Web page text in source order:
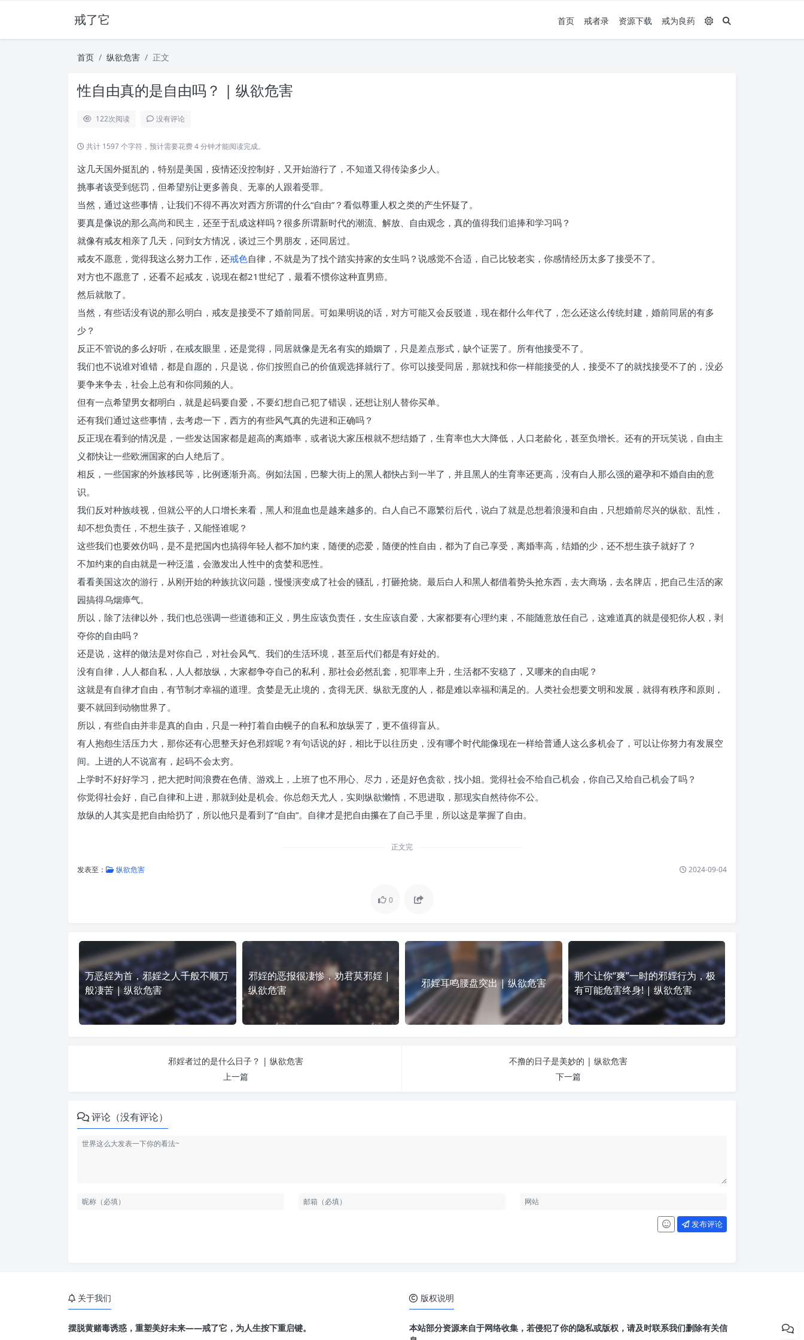
戒了它 首页 戒者录 资源下载 戒为良药
首页 纵欲危害 正文
性自由真的是自由吗？ | 纵欲危害
122次阅读 没有评论
共计 1597 个字符，预计需要花费 4 分钟才能阅读完成。
这几天国外挺乱的，特别是美国，疫情还没控制好，又开始游行了，不知道又得传染多少人。
挑事者该受到惩罚，但希望别让更多善良、无辜的人跟着受罪。
当然，通过这些事情，让我们不得不再次对西方所谓的什么“自由”？看似尊重人权之类的产生怀疑了。
要真是像说的那么高尚和民主，还至于乱成这样吗？很多所谓新时代的潮流、解放、自由观念，真的值得我们追捧和学习吗？
就像有戒友相亲了几天，问到女方情况，谈过三个男朋友，还同居过。
戒友不愿意，觉得我这么努力工作，还戒色自律，不就是为了找个踏实持家的女生吗？说感觉不合适，自己比较老实，你感情经历太多了接受不了。
对方也不愿意了，还看不起戒友，说现在都21世纪了，最看不惯你这种直男癌。
然后就散了。
当然，有些话没有说的那么明白，戒友是接受不了婚前同居。可如果明说的话，对方可能又会反驳道，现在都什么年代了，怎么还这么传统封建，婚前同居的有多
少？
反正不管说的多么好听，在戒友眼里，还是觉得，同居就像是无名有实的婚姻了，只是差点形式，缺个证罢了。所有他接受不了。
我们也不说谁对谁错，都是自愿的，只是说，你们按照自己的价值观选择就行了。你可以接受同居，那就找和你一样能接受的人，接受不了的就找接受不了的，没必
要争来争去，社会上总有和你同频的人。
但有一点希望男女都明白，就是起码要自爱，不要幻想自己犯了错误，还想让别人替你买单。
还有我们通过这些事情，去考虑一下，西方的有些风气真的先进和正确吗？
反正现在看到的情况是，一些发达国家都是超高的离婚率，或者说大家压根就不想结婚了，生育率也大大降低，人口老龄化，甚至负增长。还有的开玩笑说，自由主
义都快让一些欧洲国家的白人绝后了。
相反，一些国家的外族移民等，比例逐渐升高。例如法国，巴黎大街上的黑人都快占到一半了，并且黑人的生育率还更高，没有白人那么强的避孕和不婚自由的意
识。
我们反对种族歧视，但就公平的人口增长来看，黑人和混血也是越来越多的。白人自己不愿繁衍后代，说白了就是总想着浪漫和自由，只想婚前尽兴的纵欲、乱性，
却不想负责任，不想生孩子，又能怪谁呢？
这些我们也要效仿吗，是不是把国内也搞得年轻人都不加约束，随便的恋爱，随便的性自由，都为了自己享受，离婚率高，结婚的少，还不想生孩子就好了？
不加约束的自由就是一种泛滥，会激发出人性中的贪婪和恶性。
看看美国这次的游行，从刚开始的种族抗议问题，慢慢演变成了社会的骚乱，打砸抢烧。最后白人和黑人都借着势头抢东西，去大商场，去名牌店，把自己生活的家
园搞得乌烟瘴气。
所以，除了法律以外，我们也总强调一些道德和正义，男生应该负责任，女生应该自爱，大家都要有心理约束，不能随意放任自己，这难道真的就是侵犯你人权，剥
夺你的自由吗？
还是说，这样的做法是对你自己，对社会风气、我们的生活环境，甚至后代们都是有好处的。
没有自律，人人都自私，人人都放纵，大家都争夺自己的私利，那社会必然乱套，犯罪率上升，生活都不安稳了，又哪来的自由呢？
这就是有自律才自由，有节制才幸福的道理。贪婪是无止境的，贪得无厌、纵欲无度的人，都是难以幸福和满足的。人类社会想要文明和发展，就得有秩序和原则，
要不就回到动物世界了。
所以，有些自由并非是真的自由，只是一种打着自由幌子的自私和放纵罢了，更不值得盲从。
有人抱怨生活压力大，那你还有心思整天好色邪婬呢？有句话说的好，相比于以往历史，没有哪个时代能像现在一样给普通人这么多机会了，可以让你努力有发展空
间。上进的人不说富有，起码不会太穷。
上学时不好好学习，把大把时间浪费在色倩、游戏上，上班了也不用心、尽力，还是好色贪欲，找小姐。觉得社会不给自己机会，你自己又给自己机会了吗？
你觉得社会好，自己自律和上进，那就到处是机会。你总怨天尤人，实则纵欲懒惰，不思进取，那现实自然待你不公。
放纵的人其实是把自由给扔了，所以他只是看到了“自由”。自律才是把自由攥在了自己手里，所以这是掌握了自由。
正文完
发表至： 纵欲危害 2024-09-04
0
万恶婬为首，邪婬之人千般不顺万
般凄苦 | 纵欲危害
邪婬的恶报很凄惨，劝君莫邪婬 |
纵欲危害
邪婬耳鸣腰盘突出 | 纵欲危害
那个让你“爽”一时的邪婬行为，极
有可能危害终身! | 纵欲危害
邪婬者过的是什么日子？ | 纵欲危害
上一篇
不撸的日子是美妙的 | 纵欲危害
下一篇
评论（没有评论）
发布评论
关于我们
摆脱黄赌毒诱惑，重塑美好未来——戒了它，为人生按下重启键。
版权说明
本站部分资源来自于网络收集，若侵犯了你的隐私或版权，请及时联系我们删除有关信